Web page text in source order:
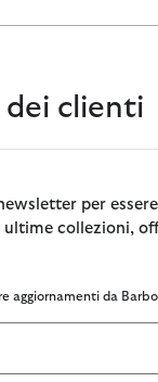
dei clienti
per
ultime collezioni,
aggiornamenti da